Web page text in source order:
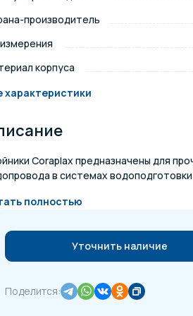
и подсветка для
производитель
корпуса
характеристики
Coraplax предназначены для
в системах
полностью
Уточнить наличие
Поделится: